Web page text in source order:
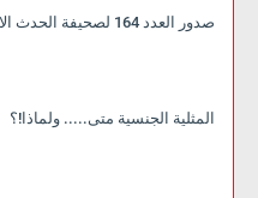
صدور العدد 164 لصحيفة الحدث الاسبوعي من لندن
المثلية الجنسية متى..... ولماذا!؟